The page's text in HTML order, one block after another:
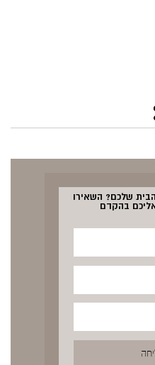
הבית שלכם? השאירו
בהקדם